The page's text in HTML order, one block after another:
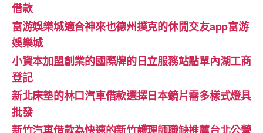
借款
富游娛樂城適合神來也德州撲克的休閒交友app富游
娛樂城
小資本加盟創業的國際牌的日立服務站點單內湖工商
登記
新北床墊的林口汽車借款選擇日本鏡片需多樣式燈具
批發